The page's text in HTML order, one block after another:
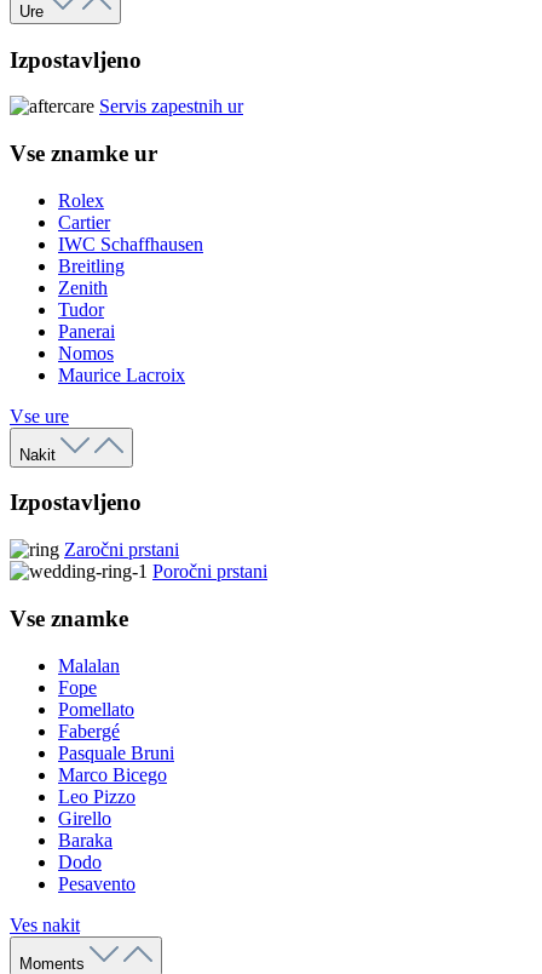
Ure
Izpostavljeno
Servis zapestnih ur
Vse znamke ur
Rolex
Cartier
IWC Schaffhausen
Breitling
Zenith
Tudor
Panerai
Nomos
Maurice Lacroix
Vse ure
Nakit
Izpostavljeno
Zaročni prstani
Poročni prstani
Vse znamke
Malalan
Fope
Pomellato
Fabergé
Pasquale Bruni
Marco Bicego
Leo Pizzo
Girello
Baraka
Dodo
Pesavento
Ves nakit
Moments